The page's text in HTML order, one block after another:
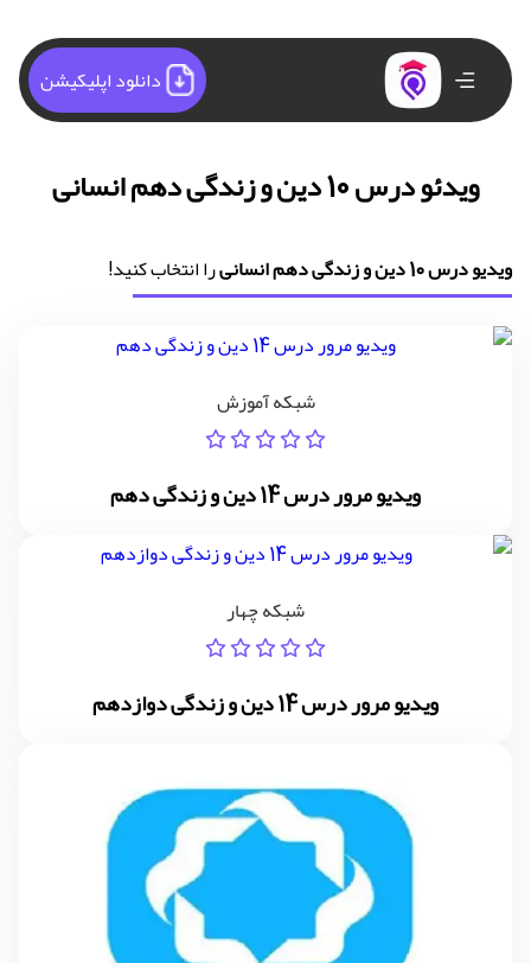
دانلود اپلیکیشن
ویدئو درس 10 دین و زندگی دهم انسانی
ویدیو درس 10 دین و زندگی دهم انسانی را انتخاب کنید!
شبکه آموزش
ویدیو مرور درس 14 دین و زندگی دهم
شبکه چهار
ویدیو مرور درس 14 دین و زندگی دوازدهم